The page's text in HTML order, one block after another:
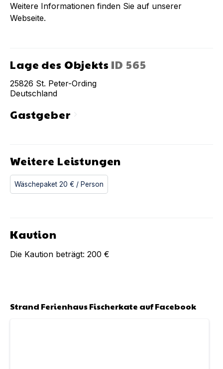
Weitere Informationen finden Sie auf unserer
Webseite.
Lage des Objekts ID 565
25826 St. Peter-Ording
Deutschland
Gastgeberchevron_right
Weitere Leistungen
Wäschepaket 20 € / Person
Kaution
Die Kaution beträgt: 200 €
Strand Ferienhaus Fischerkate auf Facebook